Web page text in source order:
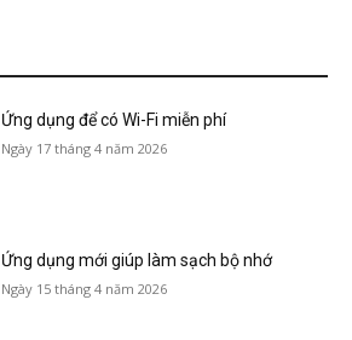
Ứng dụng để có Wi-Fi miễn phí
Ngày 17 tháng 4 năm 2026
Ứng dụng mới giúp làm sạch bộ nhớ
Ngày 15 tháng 4 năm 2026